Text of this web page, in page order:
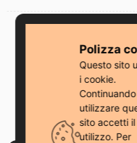
Amigurumi Bambola
Cervo Marco
Polizza
Questo sito
i cookie.
utilizzare
sito accetti il
utilizzo. Per